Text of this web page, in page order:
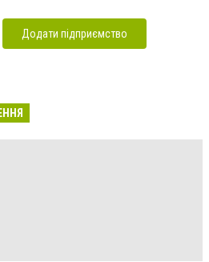
Додати підприємство